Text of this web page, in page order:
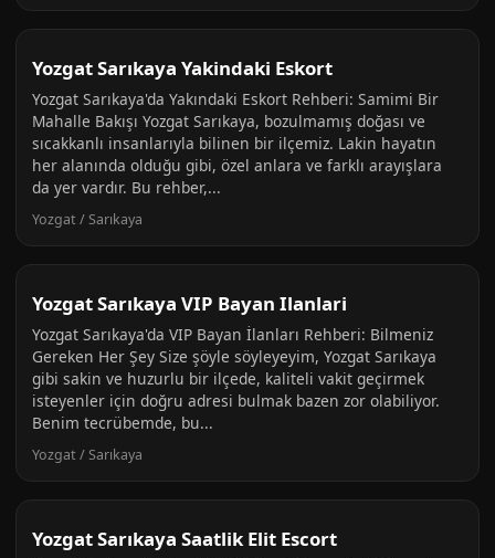
Yozgat Sarıkaya Yakindaki Eskort
Yozgat Sarıkaya'da Yakındaki Eskort Rehberi: Samimi Bir
Mahalle Bakışı Yozgat Sarıkaya, bozulmamış doğası ve
sıcakkanlı insanlarıyla bilinen bir ilçemiz. Lakin hayatın
her alanında olduğu gibi, özel anlara ve farklı arayışlara
da yer vardır. Bu rehber,...
Yozgat / Sarıkaya
Yozgat Sarıkaya VIP Bayan Ilanlari
Yozgat Sarıkaya'da VIP Bayan İlanları Rehberi: Bilmeniz
Gereken Her Şey Size şöyle söyleyeyim, Yozgat Sarıkaya
gibi sakin ve huzurlu bir ilçede, kaliteli vakit geçirmek
isteyenler için doğru adresi bulmak bazen zor olabiliyor.
Benim tecrübemde, bu...
Yozgat / Sarıkaya
Yozgat Sarıkaya Saatlik Elit Escort